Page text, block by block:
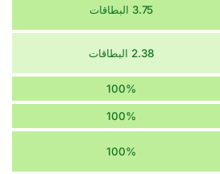
3.75 البطاقات
2.38 البطاقات
100%
100%
100%